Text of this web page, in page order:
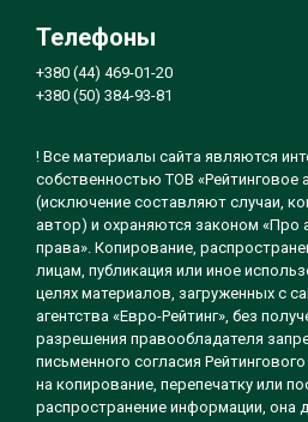
Телефоны
+380 (44) 469-01-20
+380 (50) 384-93-81
! Все материалы сайта являются
собственностью ТОВ «Рейтинговое
(исключение составляют случаи,
автор) и охраняются законом «Про
права». Копирование,
лицам, публикация или иное
целях материалов, загруженных с
агентства «Евро-Рейтинг», без
разрешения правообладателя
письменного согласия
на копирование, перепечатку или
распространение информации, она